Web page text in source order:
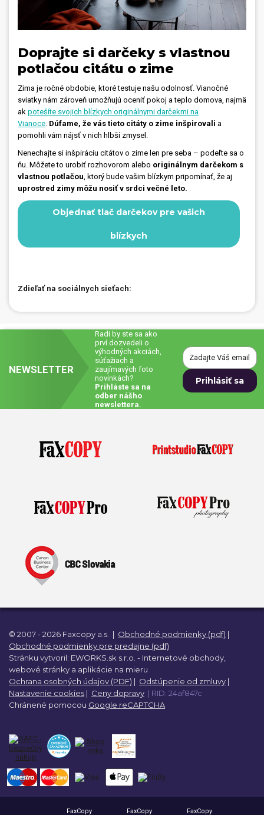
Doprajte si darčeky s vlastnou
potlačou citátu o zime
Zima je ročné obdobie, ktoré testuje našu odolnosť. Vianočné
sviatky nám zároveň umožňujú oceniť pokoj a teplo domova, najmä
ak potešíte svojich blízkych originálnymi darčekmi na
Vianoce. Dúfame, že vás tieto citáty o zime inšpirovali a
pomohli vám nájsť v nich hlbší zmysel.
Nenechajte si inšpiráciu citátov o zime len pre seba – podeľte sa o
ňu. Môžete to urobiť rozhovorom alebo originálnym darčekom s
vlastnou potlačou, ktorý bude vašim blízkym pripomínať, že aj
uprostred zimy môžu nosiť v srdci večné leto.
Objednať tlač darčekov pre vašich
blízkych
Zdieľať na sociálnych sieťach:
NEWSLETTER
Radi by ste sa ako
prví dozvedeli o
výhodných akciách,
súťažiach a
zaujímavých foto
novinkách?
Prihláste sa na
odber nášho
newslettera.
© 2007 - 2026 Faxcopy a.s. | Obchodné podmienky (pdf) |
Obchodné podmienky pre predajne (pdf)
Stránku vytvoril: EWORKS.sk s.r.o. - Internetové obchody,
webové stránky a aplikácie na mieru
Ochrana osobných údajov (PDF) | Odstúpenie od zmluvy |
Nastavenie cookies | Ceny dopravy | RID: 24af847c
Chránené pomocou Google reCAPTCHA
FaxCopy
FaxCopy
FaxCopy